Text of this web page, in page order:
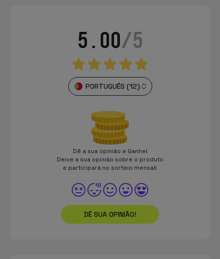
5.00/5
PORTUGUÊS (12)
Dê a sua opinião e Ganhe!
Deixe a sua opinião sobre o produto
e participará no sorteio mensal!
DÊ SUA OPINIÃO!